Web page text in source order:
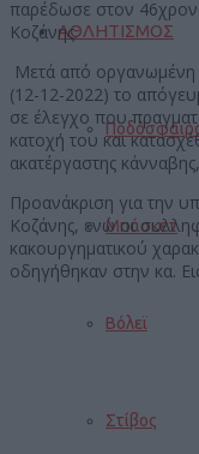
ΑΘΛΗΤΙΣΜΟΣ
Μπάσκετ
Βόλεϊ
Στίβος
παρέδωσε στον
Κοζάνης.
Μετά από οργανωμένη
(12-12-2022) το
σε έλεγχο που
κατοχή του και
ακατέργαστης
Προανάκριση για την
Κοζάνης, ενώ οι
κακουργηματικού
οδηγήθηκαν στην κα.